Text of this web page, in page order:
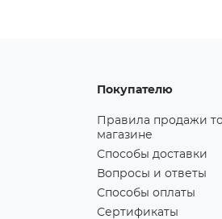
Покупателю
Правила продажи
магазине
Способы доставки
Вопросы и ответы
Способы оплаты
Сертификаты